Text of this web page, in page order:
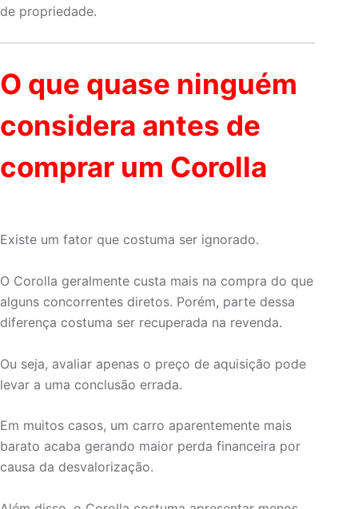
de propriedade.
O que quase ninguém
considera antes de
comprar um Corolla
Existe um fator que costuma ser ignorado.
O Corolla geralmente custa mais na compra do que
alguns concorrentes diretos. Porém, parte dessa
diferença costuma ser recuperada na revenda.
Ou seja, avaliar apenas o preço de aquisição pode
levar a uma conclusão errada.
Em muitos casos, um carro aparentemente mais
barato acaba gerando maior perda financeira por
causa da desvalorização.